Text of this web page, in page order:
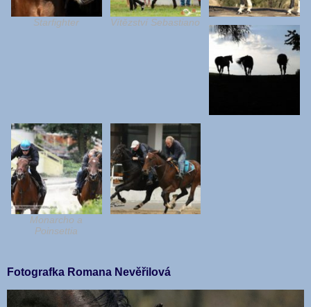
Starfighter Vítězství Sebastiano
Monarcho a
Poinsettia
Fotografka Romana Nevěřilová